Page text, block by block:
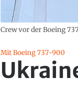
Crew vor der Boeing
Mit Boeing 737-900